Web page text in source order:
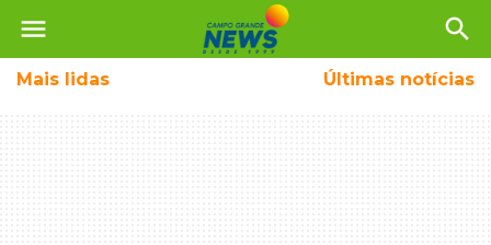
menu search
Mais lidas Últimas notícias